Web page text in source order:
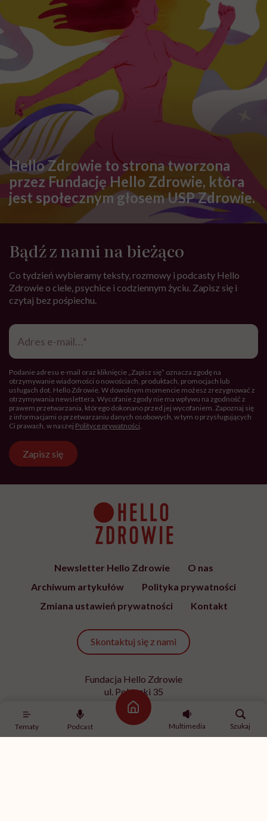
Tematy Podcast
Strona główna
Multimedia
Szukaj
Hello Zdrowie to strona tworzona
przez Fundację Hello Zdrowie, która
jest społecznym głosem USP Zdrowie.
Bądź z nami na bieżąco
Co tydzień wybieramy teksty, rozmowy i podcasty Hello
Zdrowie o ciele, psychice i codziennym życiu. Zapisz się i
czytaj bez pośpiechu.
Adres
mail*
Podanie adresu e-mail oraz kliknięcie „Zapisz się” oznacza zgodę na
otrzymywanie wiadomości o nowościach, produktach, promocjach lub
usługach dot. Hello Zdrowie. W dowolnym momencie możesz zrezygnować z
otrzymywania newslettera. Wycofanie zgody nie ma wpływu na zgodność z
prawem przetwarzania, którego dokonano przed jej wycofaniem. Zapoznaj się
z informacjami o przetwarzaniu danych osobowych, w tym o przysługujących
Ci prawach, w naszej Polityce prywatności.
Zapisz się
Newsletter Hello Zdrowie
O nas
Archiwum artykułów
Polityka prywatności
Zmiana ustawień prywatności
Kontakt
Skontaktuj się z nami
Fundacja Hello Zdrowie
ul. Poleczki 35
02-822 Warszawa
NIP 9512613236
Kontakt z redakcją